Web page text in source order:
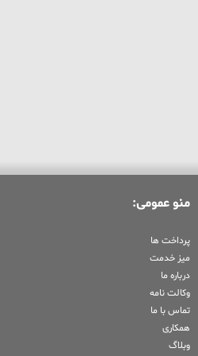
منو عمومی:
پرداخت ها
میز خدمت
درباره ما
وکالت نامه
تماس با ما
همکاری
وبلاگ